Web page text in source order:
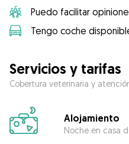
Puedo facilitar
Tengo coche
Servicios y tarifas
Cobertura veterinaria y
Alojamiento
Noche en casa